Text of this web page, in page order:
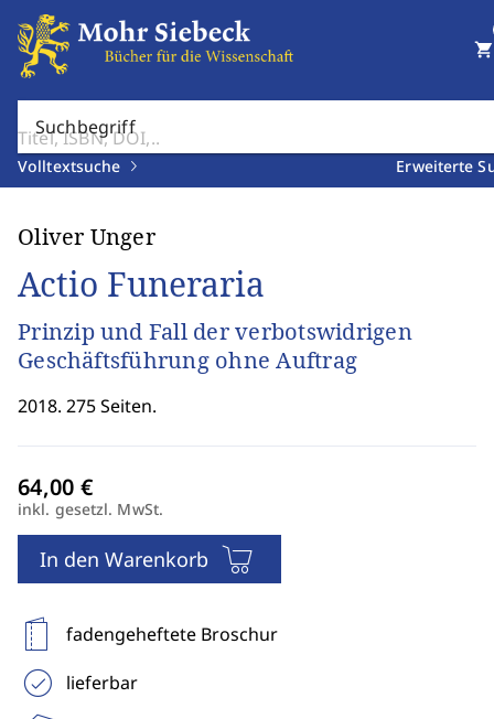
Suchbegriff
Volltextsuche Erweiterte
shopping_cart
Oliver Unger
Actio Funeraria
Prinzip und Fall der verbotswidrigen
Geschäftsführung ohne Auftrag
2018. 275 Seiten.
inkl. gesetzl. MwSt.
In den Warenkorb
fadengeheftete Broschur
lieferbar